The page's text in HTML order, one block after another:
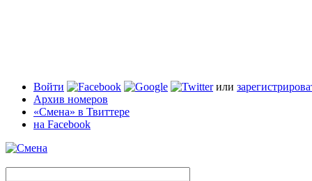
Войти или
Архив номеров
«Смена» в Твиттере
на Facebook